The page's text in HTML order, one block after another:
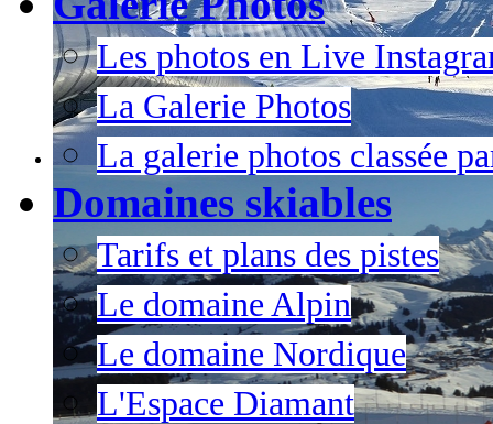
Les photos en Live
La Galerie Photos
La galerie photos classée
Domaines skiables
Tarifs et plans des pistes
Le domaine Alpin
Le domaine Nordique
L'Espace Diamant